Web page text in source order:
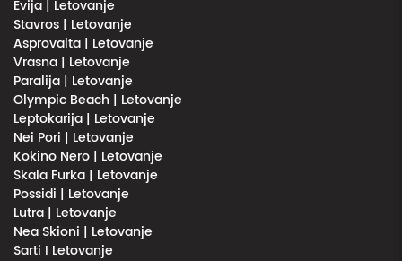
Evija | Letovanje
Stavros | Letovanje
Asprovalta | Letovanje
Vrasna | Letovanje
Paralija | Letovanje
Olympic Beach | Letovanje
Leptokarija | Letovanje
Nei Pori | Letovanje
Kokino Nero | Letovanje
Skala Furka | Letovanje
Possidi | Letovanje
Lutra | Letovanje
Nea Skioni | Letovanje
Sarti I Letovanje